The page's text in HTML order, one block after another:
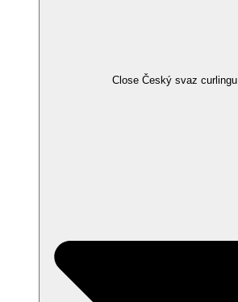
Close Český svaz curlingu